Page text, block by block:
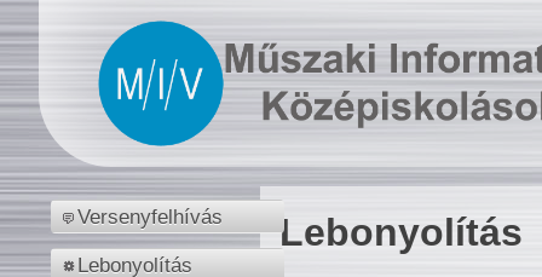
Versenyfelhívás
Lebonyolítás
Lebonyolítás